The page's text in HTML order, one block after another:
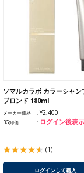
ソマルカラボ カラーシャン
ブロンド 180ml
メーカー価格 ¥2,400
BG卸価 ログイン後表示
(1)
ログインして購入